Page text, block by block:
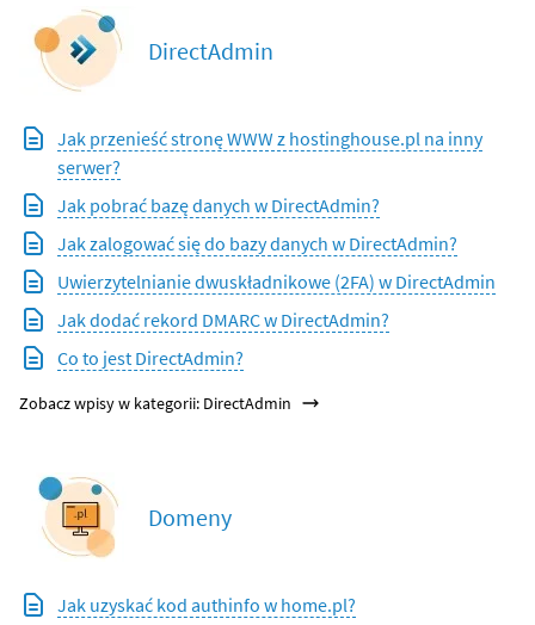
DirectAdmin
Jak przenieść stronę WWW z hostinghouse.pl na inny
serwer?
Jak pobrać bazę danych w DirectAdmin?
Jak zalogować się do bazy danych w DirectAdmin?
Uwierzytelnianie dwuskładnikowe (2FA) w DirectAdmin
Jak dodać rekord DMARC w DirectAdmin?
Co to jest DirectAdmin?
Zobacz wpisy w kategorii: DirectAdmin
Domeny
Jak uzyskać kod authinfo w home.pl?